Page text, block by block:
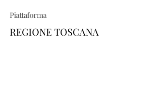
Piattaforma
REGIONE TOSCANA